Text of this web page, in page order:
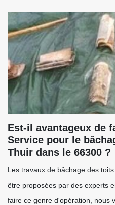
Est-il avantageux de
Service pour le
Thuir dans le 66300 ?
Les travaux de bâchage des
être proposées par des experts
faire ce genre d'opération, nous